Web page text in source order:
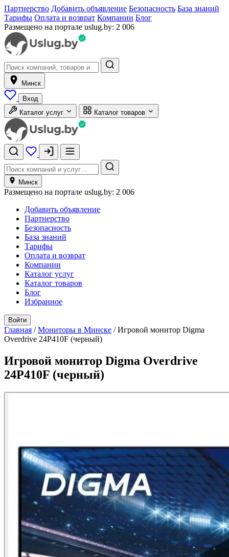
Партнерство Добавить объявление Безопасность База знаний
Тарифы Оплата и возврат Компании Блог
Размещено на портале uslug.by: 2 006
Минск
Вход
Каталог услуг
Каталог товаров
Минск
Размещено на портале uslug.by: 2 006
Добавить объявление
Партнерство
Безопасность
База знаний
Тарифы
Оплата и возврат
Компании
Каталог услуг
Каталог товаров
Блог
Избранное
Войти
Главная / Мониторы в Минске / Игровой монитор Digma
Overdrive 24P410F (черный)
Игровой монитор Digma Overdrive
24P410F (черный)